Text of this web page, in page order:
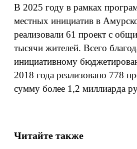
В 2025 году в рамках
местных инициатив в
реализовали 61 проект с
тысячи жителей. Всего
инициативному
2018 года реализовано 778
сумму более 1,2 миллиарда
Читайте также